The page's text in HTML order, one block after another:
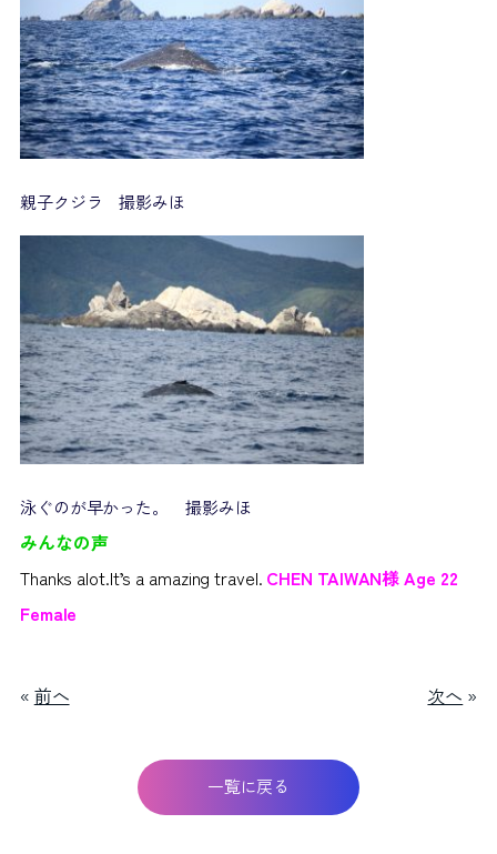
親子クジラ 撮影みほ
泳ぐのが早かった。 撮影みほ
みんなの声
Thanks alot.It’s a amazing travel. CHEN TAIWAN様 Age 22
Female
« 前へ 次へ »
一覧に戻る